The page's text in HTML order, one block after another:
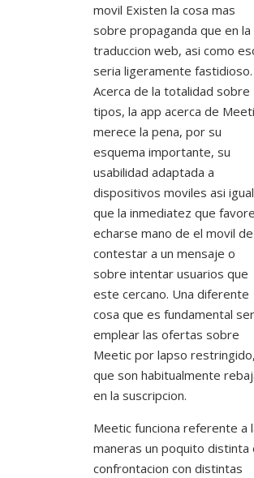
movil Existen la cosa mas
sobre propaganda que en la
traduccion web, asi como
seri­a ligeramente fastidioso.
Acerca de la totalidad sobre
tipos, la app acerca de
merece la pena, por su
esquema importante, su
usabilidad adaptada a
dispositivos moviles asi igual
que la inmediatez que
echarse mano de el movil de
contestar a un mensaje o
sobre intentar usuarios que
este cercano. Una diferente
cosa que es fundamental
emplear las ofertas sobre
Meetic por lapso restringido,
que son habitualmente
en la suscripcion.
Meetic funciona referente a
maneras un poquito distinta
confrontacion con distintas